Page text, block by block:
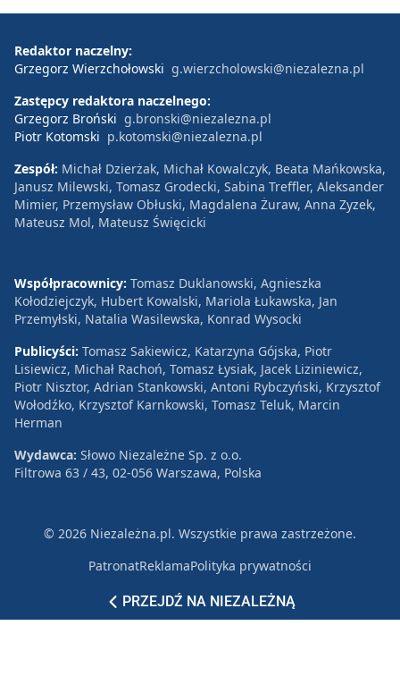
PRZEJDŹ NA NIEZALEŻNĄ
Redaktor naczelny:
Grzegorz Wierzchołowski g.wierzcholowski@niezalezna.pl
Zastępcy redaktora naczelnego:
Grzegorz Broński g.bronski@niezalezna.pl
Piotr Kotomski p.kotomski@niezalezna.pl
Zespół: Michał Dzierżak, Michał Kowalczyk, Beata Mańkowska,
Janusz Milewski, Tomasz Grodecki, Sabina Treffler, Aleksander
Mimier, Przemysław Obłuski, Magdalena Żuraw, Anna Zyzek,
Mateusz Mol, Mateusz Święcicki
Współpracownicy: Tomasz Duklanowski, Agnieszka
Kołodziejczyk, Hubert Kowalski, Mariola Łukawska, Jan
Przemyłski, Natalia Wasilewska, Konrad Wysocki
Publicyści: Tomasz Sakiewicz, Katarzyna Gójska, Piotr
Lisiewicz, Michał Rachoń, Tomasz Łysiak, Jacek Liziniewicz,
Piotr Nisztor, Adrian Stankowski, Antoni Rybczyński, Krzysztof
Wołodźko, Krzysztof Karnkowski, Tomasz Teluk, Marcin
Herman
Wydawca: Słowo Niezależne Sp. z o.o.
Filtrowa 63 / 43, 02-056 Warszawa, Polska
© 2026 Niezależna.pl. Wszystkie prawa zastrzeżone.
PatronatReklamaPolityka prywatności